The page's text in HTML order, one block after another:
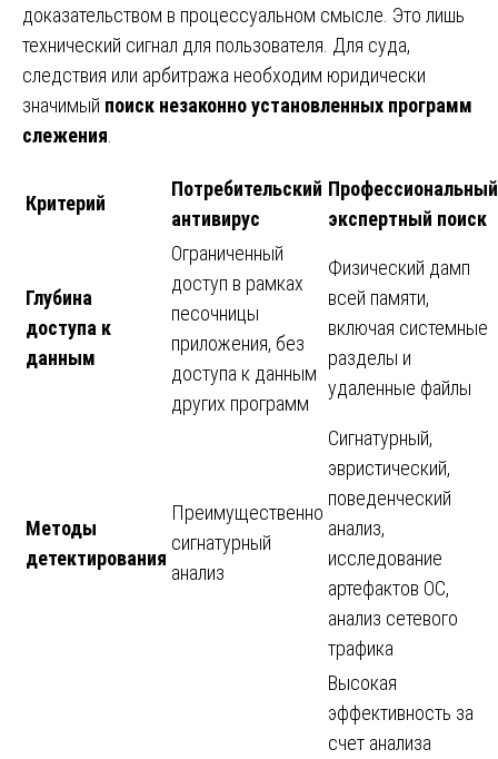
доказательством в процессуальном смысле. Это лишь
технический сигнал для пользователя. Для суда,
следствия или арбитража необходим юридически
значимый поиск незаконно установленных программ
слежения
Критерий
Потребительский
антивирус
Профессиональный
экспертный поиск
Глубина
доступа к
данным
Ограниченный
доступ в рамках
песочницы
приложения, без
доступа к данным
других программ
Физический дамп
всей памяти,
включая системные
разделы и
удаленные файлы
Методы
детектирования
Преимущественно
сигнатурный
анализ
Сигнатурный,
эвристический,
поведенческий
анализ,
исследование
артефактов ОС,
анализ сетевого
трафика
Высокая
эффективность за
счет анализа